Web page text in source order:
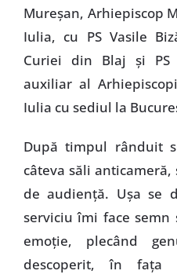
Mureşan, Arhiepiscop
Iulia, cu PS Vasile
Curiei din Blaj şi PS
auxiliar al
Iulia cu sediul la
După timpul rânduit
câteva săli
de audienţă. Uşa se
serviciu îmi face semn
emoţie, plecând
descoperit, în faţa